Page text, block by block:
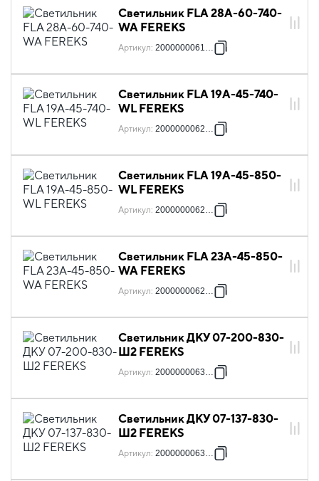
Светильник FLA 28A-60-740-
WA FEREKS
Артикул: 2000000061832
Светильник FLA 19A-45-740-
WL FEREKS
Артикул: 2000000062921
Светильник FLA 19A-45-850-
WL FEREKS
Артикул: 2000000062945
Светильник FLA 23A-45-850-
WA FEREKS
Артикул: 2000000062983
Светильник ДКУ 07-200-830-
Ш2 FEREKS
Артикул: 2000000063249
Светильник ДКУ 07-137-830-
Ш2 FEREKS
Артикул: 2000000063263